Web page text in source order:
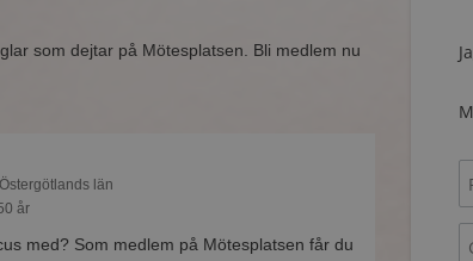
som dejtar på Mötesplatsen. Bli medlem nu
län
år
med? Som medlem på Mötesplatsen får du